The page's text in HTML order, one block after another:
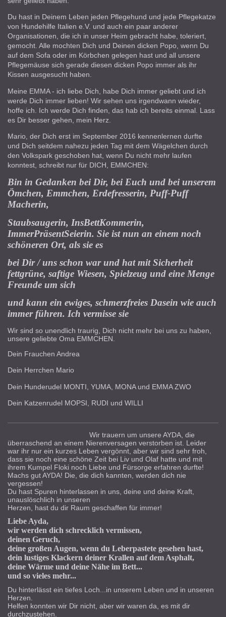
Du hast in Deinem Leben jeden Pflegehund und jede Pflegekatze
von Hundehilfe Italien e.V. und auch ein paar anderer
Organisationen, die ich in unser Heim gebracht habe, toleriert,
gemocht. Alle mochten Dich und Deinen dicken Popo, wenn Du
auf dem Sofa oder im Körbchen gelegen hast und all unsere
Pflegemäuse sich gerade diesen dicken Popo immer als ihr
Kissen ausgesucht haben.
Meine EMMA - ich liebe Dich, habe Dich immer geliebt und ich
werde Dich immer lieben! Wir sehen uns irgendwann wieder,
hoffe ich. Ich werde Dich finden, das hab ich bereits einmal. Lass
es Dir besser gehen, mein Herz.
Mario, der Dich erst im September 2016 kennenlernen durfte
und Dich seitdem nahezu jeden Tag mit dem Wägelchen durch
den Volkspark geschoben hat, wenn Du nicht mehr laufen
konntest, schreibt nur für DICH, EMMCHEN:
Bin in Gedanken bei Dir, bei Euch und bei unserem
Ömchen, Emmchen, Erdefresserin, Puff-Puff
Macherin,
Staubsaugerin, InsBettKommerin,
ImmerPräsentSeierin. Sie ist nun an einem noch
schöneren Ort, als sie es
bei Dir / uns schon war und hat mit Sicherheit
fettgrüne, saftige Wiesen, Spielzeug und eine Menge
Freunde um sich
und kann ein ewiges, schmerzfreies Dasein wie auch
immer führen. Ich vermisse sie
Wir sind so unendlich traurig, Dich nicht mehr bei uns zu haben,
unsere geliebte Oma EMMCHEN.
Dein Frauchen Andrea
Dein Herrchen Mario
Dein Hunderudel MONTI, YUMA, MONA und EMMA ZWO
Dein Katzenrudel MOPSI, RUDI und WILLI
Wir trauern um unsere AYDA, die
überraschend an einem Nierenversagen verstorben ist. Leider
war ihr nur ein kurzes Leben vergönnt, aber wir sind sehr froh,
dass sie noch eine schöne Zeit bei Liv und Olaf hatte und mit
ihrem Kumpel Floki noch Liebe und Fürsorge erfahren durfte!
Machs gut AYDA! Die, die dich kannten, werden dich nie
vergessen!
Du hast Spuren hinterlassen in uns, deine und deine Kraft,
unauslöschlich in unseren
Herzen, hast du dir Raum geschaffen für immer!
Liebe Ayda,
wir werden dich schrecklich vermissen,
deinen Geruch,
deine großen Augen, wenn du Leberpastete gesehen hast,
dein lustiges Klackern deiner Krallen auf dem Asphalt,
deine Wärme und deine Nähe im Bett...
und so vieles mehr...
Du hinterlässt ein tiefes Loch...in unserem Leben und in unseren
Herzen.
Helfen konnten wir Dir nicht, aber wir waren da, es mit dir
durchzustehen.